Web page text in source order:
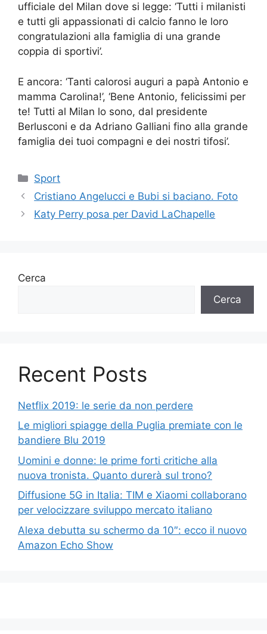
ufficiale del Milan dove si legge: ‘Tutti i milanisti
e tutti gli appassionati di calcio fanno le loro
congratulazioni alla famiglia di una grande
coppia di sportivi’.
E ancora: ‘Tanti calorosi auguri a papà Antonio e
mamma Carolina!’, ‘Bene Antonio, felicissimi per
te! Tutti al Milan lo sono, dal presidente
Berlusconi e da Adriano Galliani fino alla grande
famiglia dei tuoi compagni e dei nostri tifosi’.
Categorie
Sport
Cristiano Angelucci e Bubi si baciano. Foto
Katy Perry posa per David LaChapelle
Cerca
Cerca
Recent Posts
Netflix 2019: le serie da non perdere
Le migliori spiagge della Puglia premiate con le
bandiere Blu 2019
Uomini e donne: le prime forti critiche alla
nuova tronista. Quanto durerà sul trono?
Diffusione 5G in Italia: TIM e Xiaomi collaborano
per velocizzare sviluppo mercato italiano
Alexa debutta su schermo da 10″: ecco il nuovo
Amazon Echo Show